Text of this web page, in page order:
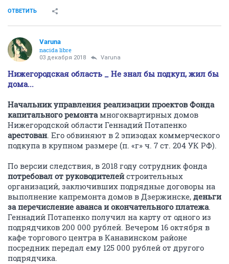
ОТВЕТИТЬ
Varuna
nacida libre
03 декабря 2018 Varuna
Нижегородская область _ Не знал бы подкуп, жил бы
дома...
Начальник управления реализации проектов Фонда
капитального ремонтамногоквартирных домов
Нижегородской области Геннадий Потапенко
арестован. Его обвиняют в 2 эпизодах коммерческого
подкупа в крупном размере (п. «г» ч. 7 ст. 204 УК РФ).
По версии следствия, в 2018 году сотрудник фонда
потребовал от руководителейстроительных
организаций, заключивших подрядные договоры на
выполнение капремонта домов в Дзержинске, деньги
за перечисление аванса и окончательного платежа.
Геннадий Потапенко получил на карту от одного из
подрядчиков 200 000 рублей. Вечером 16 октября в
кафе торгового центра в Канавинском районе
посредник передал ему 125 000 рублей от другого
подрядчика.